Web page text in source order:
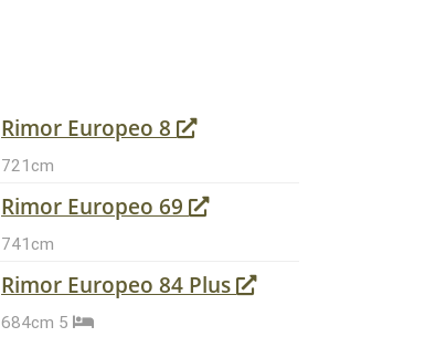
Rimor Europeo 8
721cm
Rimor Europeo 69
741cm
Rimor Europeo 84 Plus
684cm 5